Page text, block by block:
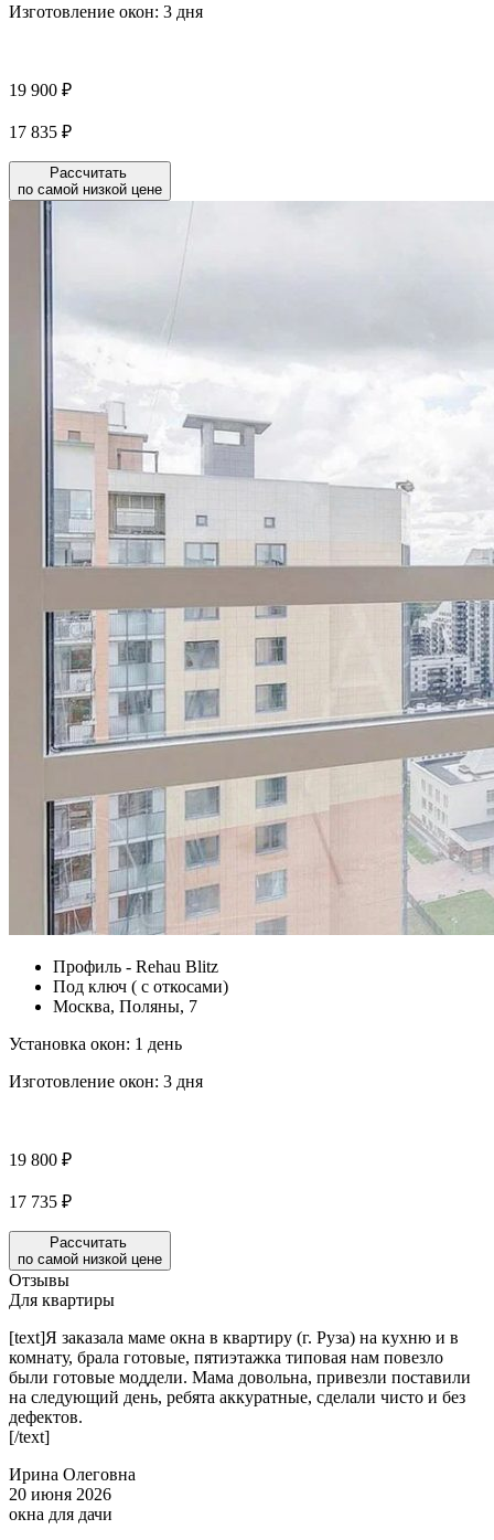
Изготовление окон: 3 дня
19 900 ₽
17 835 ₽
Рассчитать
по самой низкой цене
Профиль - Rehau Blitz
Под ключ ( с откосами)
Москва, Поляны, 7
Установка окон: 1 день
Изготовление окон: 3 дня
19 800 ₽
17 735 ₽
Рассчитать
по самой низкой цене
Отзывы
Для квартиры
[text]Я заказала маме окна в квартиру (г. Руза) на кухню и в
комнату, брала готовые, пятиэтажка типовая нам повезло
были готовые моддели. Мама довольна, привезли поставили
на следующий день, ребята аккуратные, сделали чисто и без
дефектов.
[/text]
Ирина Олеговна
20 июня 2026
окна для дачи